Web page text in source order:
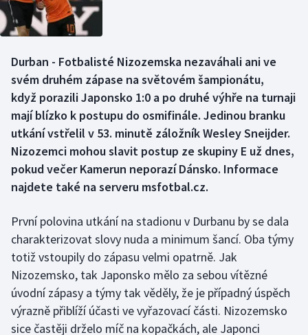
Boby a skeleton
Curling
Dostihy
Gymnastika
Házená
Jezdectví
AZ kvíz
Durban - Fotbalisté Nizozemska nezaváhali ani ve
svém druhém zápase na světovém šampionátu,
když porazili Japonsko 1:0 a po druhé výhře na turnaji
mají blízko k postupu do osmifinále. Jedinou branku
utkání vstřelil v 53. minutě záložník Wesley Sneijder.
Nizozemci mohou slavit postup ze skupiny E už dnes,
pokud večer Kamerun neporazí Dánsko. Informace
najdete také na serveru msfotbal.cz.
První polovina utkání na stadionu v Durbanu by se dala
charakterizovat slovy nuda a minimum šancí. Oba týmy
totiž vstoupily do zápasu velmi opatrně. Jak
Nizozemsko, tak Japonsko mělo za sebou vítězné
úvodní zápasy a týmy tak věděly, že je případný úspěch
výrazně přiblíží účasti ve vyřazovací části. Nizozemsko
sice častěji drželo míč na kopačkách, ale Japonci